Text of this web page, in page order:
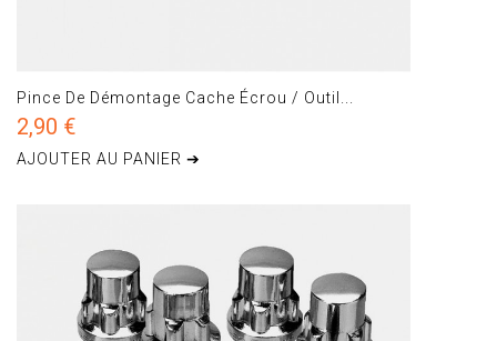
Pince De Démontage Cache Écrou / Outil...
2,90 €
AJOUTER AU PANIER ➔